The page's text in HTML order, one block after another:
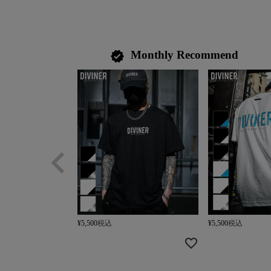
verified Monthly Recommend
¥5,500税込 ¥5,500税込